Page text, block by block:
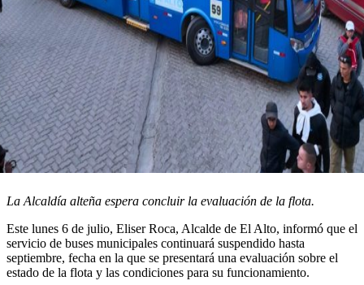
La Alcaldía alteña espera concluir la evaluación de la flota.
Este lunes 6 de julio, Eliser Roca, Alcalde de El Alto, informó que el
servicio de buses municipales continuará suspendido hasta
septiembre, fecha en la que se presentará una evaluación sobre el
estado de la flota y las condiciones para su funcionamiento.